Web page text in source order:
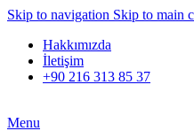
Skip to navigation Skip to main
Hakkımızda
İletişim
+90 216 313 85 37
Menu